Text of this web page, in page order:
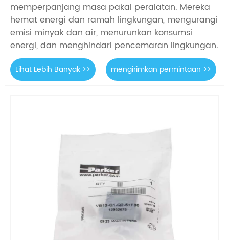
memperpanjang masa pakai peralatan. Mereka
hemat energi dan ramah lingkungan, mengurangi
emisi minyak dan air, menurunkan konsumsi
energi, dan menghindari pencemaran lingkungan.
Lihat Lebih Banyak >> mengirimkan permintaan >>